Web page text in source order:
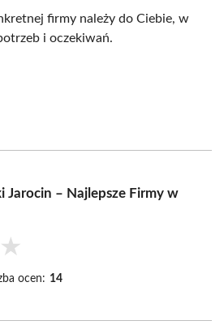
firmy należy do Ciebie, w
i oczekiwań.
Jarocin – Najlepsze Firmy w
★
ocen: 14